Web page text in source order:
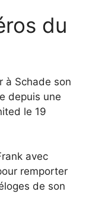
du
à Schade son
depuis une
le 19
avec
remporter
de son